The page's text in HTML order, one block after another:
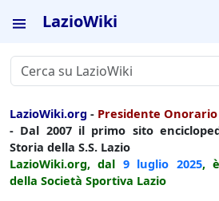
LazioWiki
LazioWiki.org - Presidente
- Dal 2007 il primo sito
Storia della S.S. Lazio
LazioWiki.org, dal 9 luglio 2025,
della Società Sportiva Lazio